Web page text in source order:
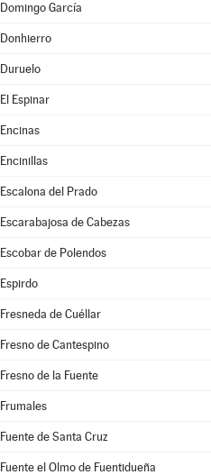
Domingo García
Donhierro
Duruelo
El Espinar
Encinas
Encinillas
Escalona del Prado
Escarabajosa de Cabezas
Escobar de Polendos
Espirdo
Fresneda de Cuéllar
Fresno de Cantespino
Fresno de la Fuente
Frumales
Fuente de Santa Cruz
Fuente el Olmo de Fuentidueña